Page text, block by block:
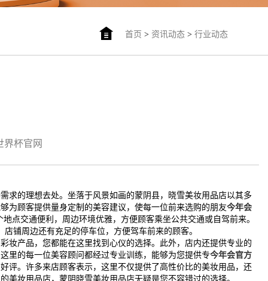
首页 > 资讯动态> 行业动态
界杯官网
求的理想去处。坐落于风景如画的蒙阴县，晓雪美妆用品店以其多
为顾客提供量身定制的美容建议，使每一位前来选购的朋友今年会
点交通便利，周边环境优雅，方便顾客乘坐公共交通或自驾前来。
铺周边还有充足的停车位，方便驾车前来的顾客。
妆产品，您都能在这里找到心仪的选择。此外，店内还提供专业的
里的每一位美容顾问都经过专业训练，能够为您提供专今年会官方
评。许多来店顾客表示，这里不仅提供了高性价比的美妆用品，还
妆用品店，蒙阴晓雪美妆用品店无疑是您不容错过的选择。